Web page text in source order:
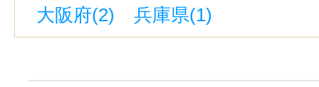
ドラム(4)
和太鼓(1)
フルート(3)
サックス(4)
トラ
大阪府(2) 兵庫県(1)